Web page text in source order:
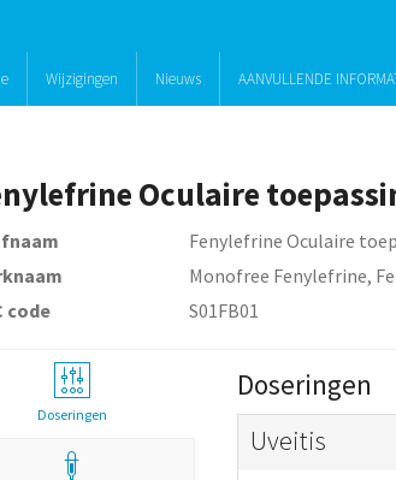
Wijzigingen Nieuws AANVULLENDE
Oculaire
Fenylefrine Oculaire
Monofree Fenylefrine,
code
S01FB01
Doseringen
Doseringen
Uveitis